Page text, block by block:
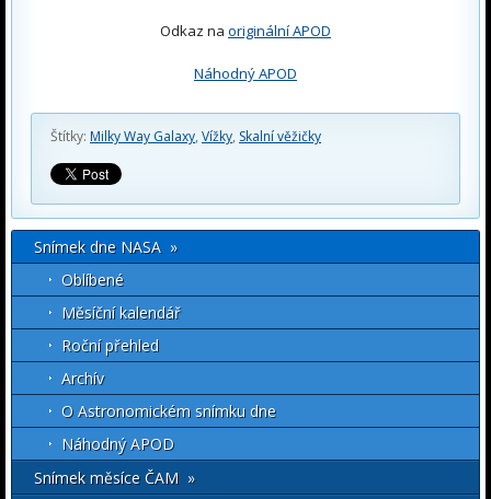
Odkaz na originální APOD
Náhodný APOD
Štítky: Milky Way Galaxy, Vížky, Skalní věžičky
Snímek dne NASA »
Oblíbené
Měsíční kalendář
Roční přehled
Archív
O Astronomickém snímku dne
Náhodný APOD
Snímek měsíce ČAM »